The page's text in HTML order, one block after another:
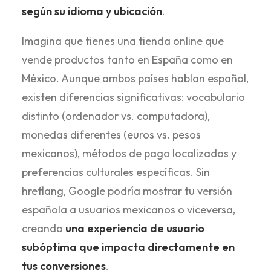
según su idioma y ubicación.
Imagina que tienes una tienda online que
vende productos tanto en España como en
México. Aunque ambos países hablan español,
existen diferencias significativas: vocabulario
distinto (ordenador vs. computadora),
monedas diferentes (euros vs. pesos
mexicanos), métodos de pago localizados y
preferencias culturales específicas. Sin
hreflang, Google podría mostrar tu versión
española a usuarios mexicanos o viceversa,
creando una experiencia de usuario
subóptima que impacta directamente en
tus conversiones.